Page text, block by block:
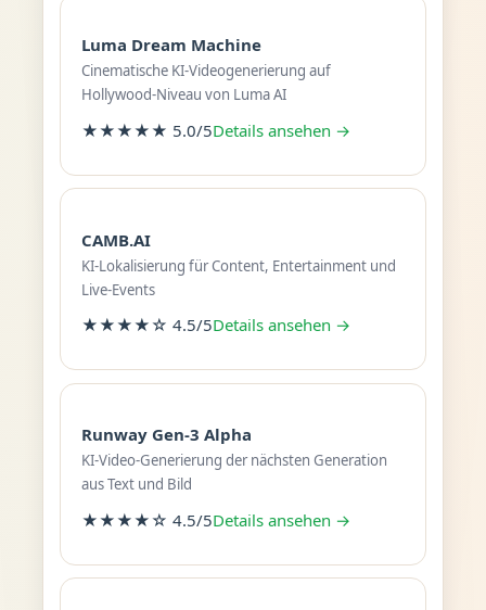
Luma Dream Machine
Cinematische KI-Videogenerierung auf
Hollywood-Niveau von Luma AI
★★★★★ 5.0/5Details ansehen →
CAMB.AI
KI-Lokalisierung für Content, Entertainment und
Live-Events
★★★★☆ 4.5/5Details ansehen →
Runway Gen-3 Alpha
KI-Video-Generierung der nächsten Generation
aus Text und Bild
★★★★☆ 4.5/5Details ansehen →